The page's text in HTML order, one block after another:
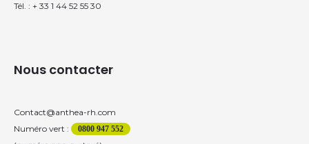
Tél. : + 33 1 44 52 55 30
Nous contacter
Contact@anthea-rh.com
Numéro vert :
0800 947 552